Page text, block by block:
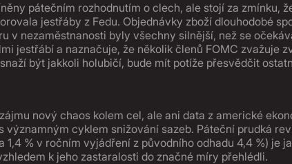
pátečním rozhodnutím o clech, ale stojí za zmínku,
jestřáby z Fedu. Objednávky zboží dlouhodobé
v nezaměstnanosti byly všechny silnější, než se
jestřábí a naznačuje, že několik členů FOMC zvažuje
být jakkoli holubičí, bude mít potíže přesvědčit
nový chaos kolem cel, ale ani data z americké
významným cyklem snižování sazeb. Páteční prudká
% v ročním vyjádření z původního odhadu 4,4 %) je
k jeho zastaralosti do značné míry přehlédli.